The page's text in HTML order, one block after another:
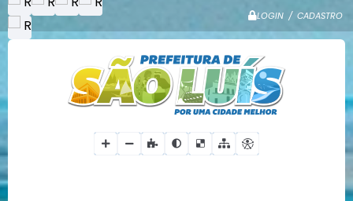
LOGIN / CADASTRO